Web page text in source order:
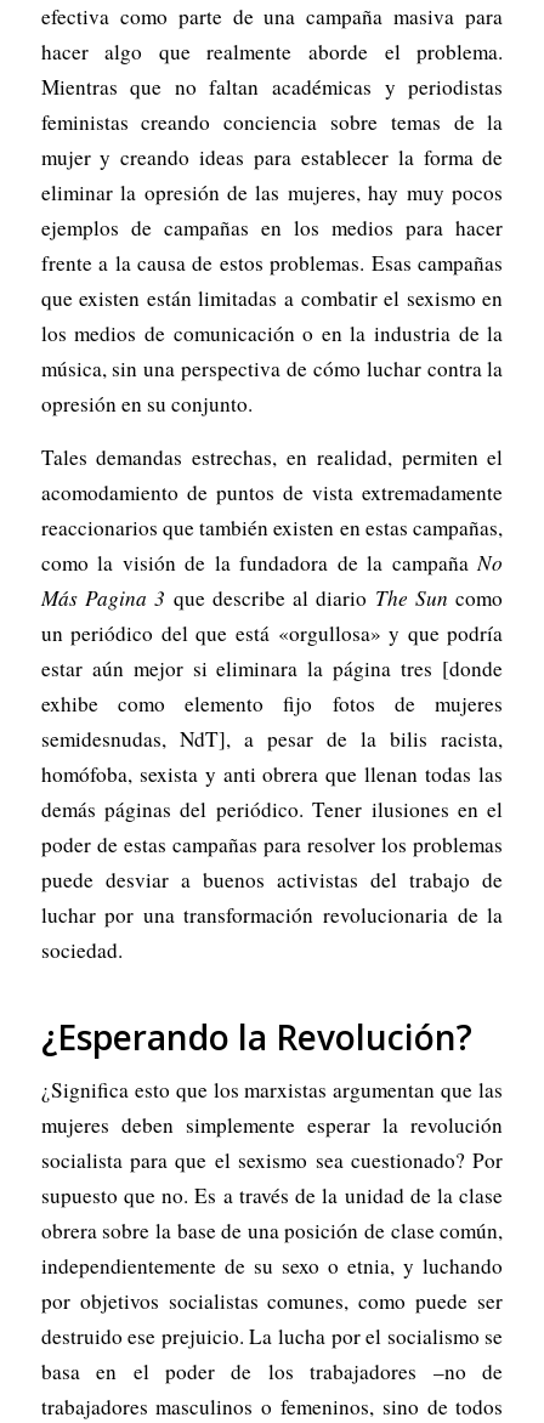
efectiva como parte de una campaña masiva para
hacer algo que realmente aborde el problema.
Mientras que no faltan académicas y periodistas
feministas creando conciencia sobre temas de la
mujer y creando ideas para establecer la forma de
eliminar la opresión de las mujeres, hay muy pocos
ejemplos de campañas en los medios para hacer
frente a la causa de estos problemas. Esas campañas
que existen están limitadas a combatir el sexismo en
los medios de comunicación o en la industria de la
música, sin una perspectiva de cómo luchar contra la
opresión en su conjunto.
Tales demandas estrechas, en realidad, permiten el
acomodamiento de puntos de vista extremadamente
reaccionarios que también existen en estas campañas,
como la visión de la fundadora de la campaña No
Más Pagina 3 que describe al diario The Sun como
un periódico del que está «orgullosa» y que podría
estar aún mejor si eliminara la página tres [donde
exhibe como elemento fijo fotos de mujeres
semidesnudas, NdT], a pesar de la bilis racista,
homófoba, sexista y anti obrera que llenan todas las
demás páginas del periódico. Tener ilusiones en el
poder de estas campañas para resolver los problemas
puede desviar a buenos activistas del trabajo de
luchar por una transformación revolucionaria de la
sociedad.
¿Esperando la Revolución?
¿Significa esto que los marxistas argumentan que las
mujeres deben simplemente esperar la revolución
socialista para que el sexismo sea cuestionado? Por
supuesto que no. Es a través de la unidad de la clase
obrera sobre la base de una posición de clase común,
independientemente de su sexo o etnia, y luchando
por objetivos socialistas comunes, como puede ser
destruido ese prejuicio. La lucha por el socialismo se
basa en el poder de los trabajadores –no de
trabajadores masculinos o femeninos, sino de todos